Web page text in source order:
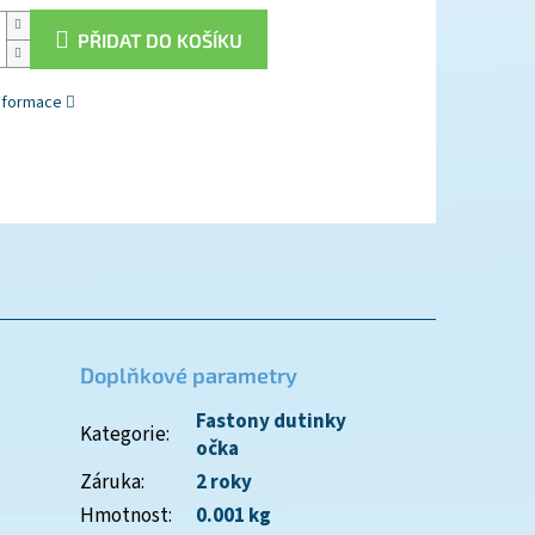
PŘIDAT DO KOŠÍKU
Doplňkové parametry
Kategorie:
Fastony dutinky
očka
Záruka:
2 roky
Hmotnost: 0.001 kg